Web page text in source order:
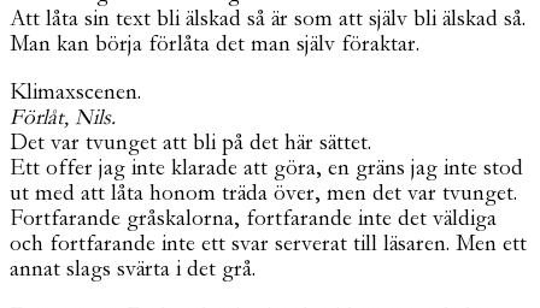
Att låta sin text bli älskad så är som att själv bli älskad så.
Man kan börja förlåta det man själv föraktar.
Klimaxscenen.
Förlåt, Nils.
Det var tvunget att bli på det här sättet.
Ett offer jag inte klarade att göra, en gräns jag inte stod
ut med att låta honom träda över, men det var tvunget.
Fortfarande gråskalorna, fortfarande inte det väldiga
och fortfarande inte ett svar serverat till läsaren. Men ett
annat slags svärta i det grå.